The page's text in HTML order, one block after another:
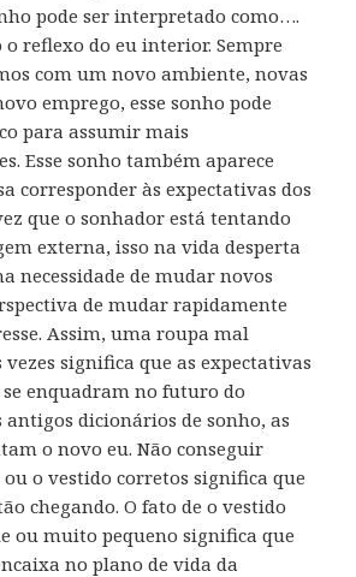
pode ser interpretado como….
o reflexo do eu interior. Sempre
com um novo ambiente, novas
emprego, esse sonho pode
para assumir mais
Esse sonho também aparece
corresponder às expectativas dos
que o sonhador está tentando
externa, isso na vida desperta
necessidade de mudar novos
de mudar rapidamente
Assim, uma roupa mal
significa que as expectativas
se enquadram no futuro do
antigos dicionários de sonho, as
o novo eu. Não conseguir
o vestido corretos significa que
chegando. O fato de o vestido
ou muito pequeno significa que
no plano de vida da